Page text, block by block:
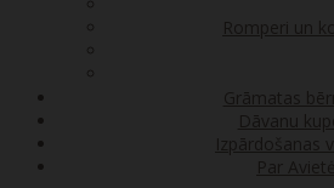
Romperi un
Grāmatas
Dāvanu
Izpārdošanas
Par Avietė